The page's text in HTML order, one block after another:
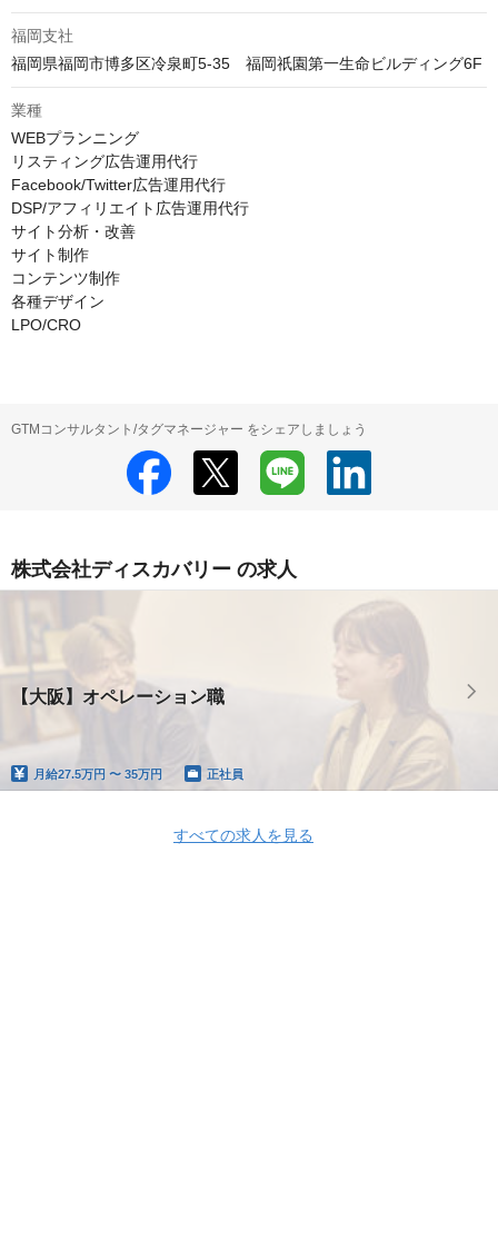
福岡支社
福岡県福岡市博多区冷泉町5-35　福岡祇園第一生命ビルディング6F
業種
WEBプランニング
リスティング広告運用代行
Facebook/Twitter広告運用代行
DSP/アフィリエイト広告運用代行
サイト分析・改善
サイト制作
コンテンツ制作
各種デザイン
LPO/CRO
GTMコンサルタント/タグマネージャー をシェアしましょう
株式会社ディスカバリー の求人
【大阪】オペレーション職
月給27.5万円 〜 35万円 正社員
すべての求人を見る